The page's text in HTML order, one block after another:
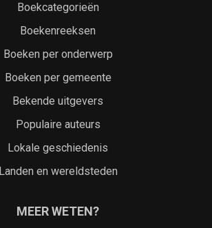
Boekcategorieën
Boekenreeksen
Boeken per onderwerp
Boeken per gemeente
Bekende uitgevers
Populaire auteurs
Lokale geschiedenis
Landen en wereldsteden
MEER WETEN?